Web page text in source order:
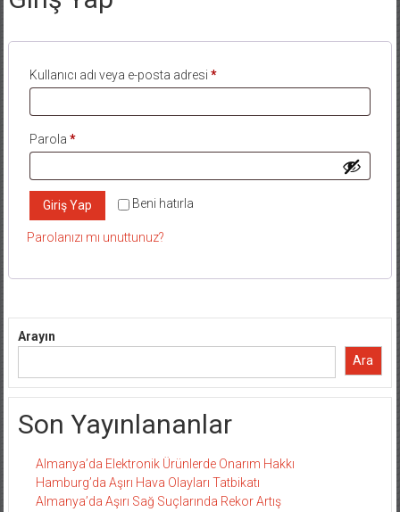
Kullanıcı adı veya e-posta adresi *Gerekli
Parola *Gerekli
Beni hatırla
Giriş Yap
Parolanızı mı unuttunuz?
Arayın
Ara
Son Yayınlananlar
Almanya’da Elektronik Ürünlerde Onarım Hakkı
Hamburg’da Aşırı Hava Olayları Tatbikatı
Almanya’da Aşırı Sağ Suçlarında Rekor Artış